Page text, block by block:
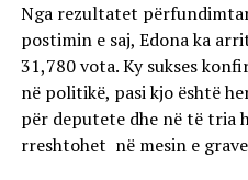
Nga rezultatet
postimin e saj, Edona ka
31,780 vota. Ky sukses
në politikë, pasi kjo është
për deputete dhe në të tria
rreshtohet në mesin e